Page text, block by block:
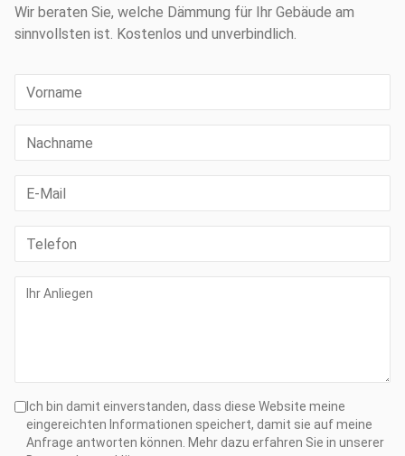
Wir beraten Sie, welche Dämmung für Ihr Gebäude am
sinnvollsten ist. Kostenlos und unverbindlich.
Ich bin damit einverstanden, dass diese Website meine
eingereichten Informationen speichert, damit sie auf meine
Anfrage antworten können. Mehr dazu erfahren Sie in unserer